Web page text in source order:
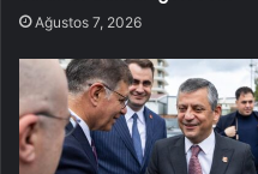
Ağustos 7, 2026